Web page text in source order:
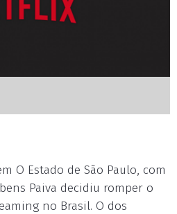
O Estado de São Paulo, com
Paiva decidiu romper o
no Brasil. O dos